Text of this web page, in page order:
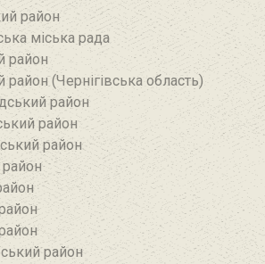
район
міська рада
район
(Чернігівська область)
район
район
район
район